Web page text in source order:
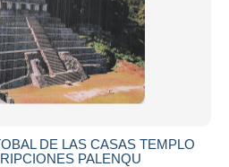
DE LAS CASAS TEMPLO
PALENQU